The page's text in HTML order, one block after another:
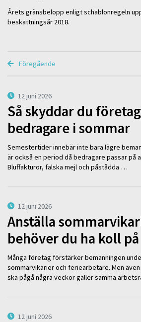
Årets gränsbelopp enligt schablonregeln
beskattningsår 2018.
Föregående
12 juni 2026
Så skyddar du
bedragare i sommar
Semestertider innebär inte bara lägre
är också en period då bedragare passar på
Bluffakturor, falska mejl och påstådda …
12 juni 2026
Anställa
behöver du ha koll på
Många företag förstärker bemanningen
sommarvikarier och feriearbetare. Men
ska pågå några veckor gäller samma
12 juni 2026